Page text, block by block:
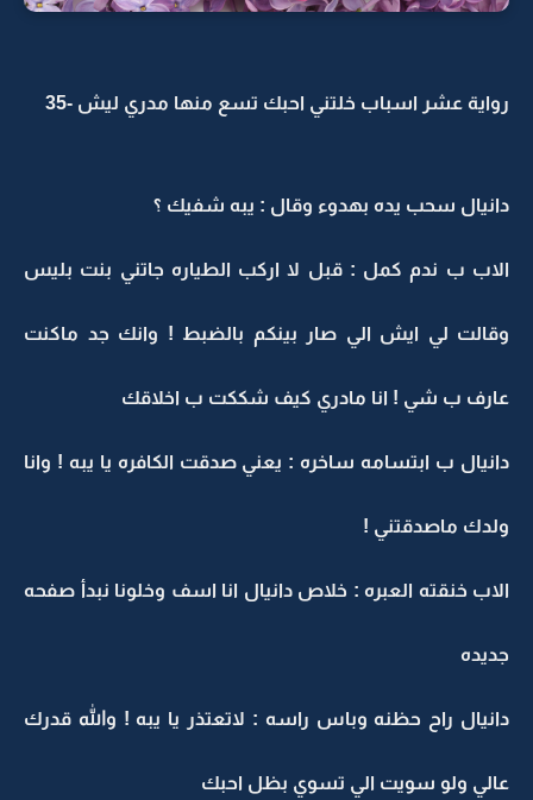
رواية عشر اسباب خلتني احبك تسع منها مدري ليش -35
دانيال سحب يده بهدوء وقال : يبه شفيك ؟
الاب ب ندم كمل : قبل لا اركب الطياره جاتني بنت بليس
وقالت لي ايش الي صار بينكم بالضبط ! وانك جد ماكنت
عارف ب شي ! انا مادري كيف شككت ب اخلاقك
دانيال ب ابتسامه ساخره : يعني صدقت الكافره يا يبه ! وانا
ولدك ماصدقتني !
الاب خنقته العبره : خلاص دانيال انا اسف وخلونا نبدأ صفحه
جديده
دانيال راح حظنه وباس راسه : لاتعتذر يا يبه ! والله قدرك
عالي ولو سويت الي تسوي بظل احبك